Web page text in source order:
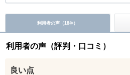
利用者の声（18件）
利用者の声（評判・口コミ）
良い点